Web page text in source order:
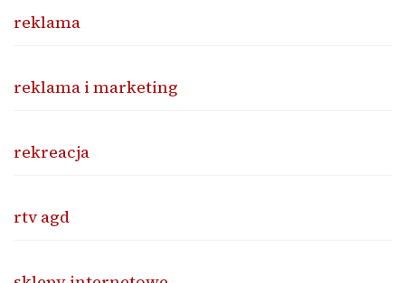
reklama
reklama i marketing
rekreacja
rtv agd